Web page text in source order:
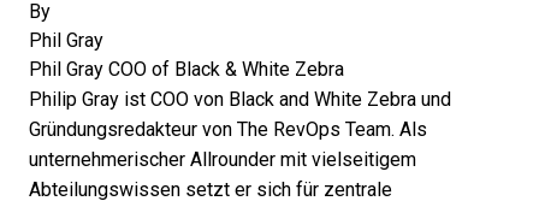
By
Phil Gray
Phil Gray COO of Black & White Zebra
Philip Gray ist COO von Black and White Zebra und
Gründungsredakteur von The RevOps Team. Als
unternehmerischer Allrounder mit vielseitigem
Abteilungswissen setzt er sich für zentrale